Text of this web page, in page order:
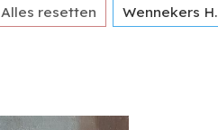
Alles resetten Wennekers H.